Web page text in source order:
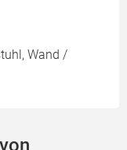
Wand /